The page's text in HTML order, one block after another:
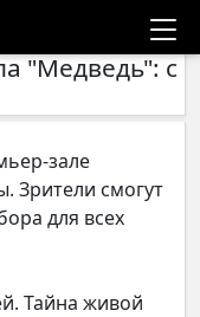
"Медведь": c
зале
Зрители смогут
для всех
Тайна живой